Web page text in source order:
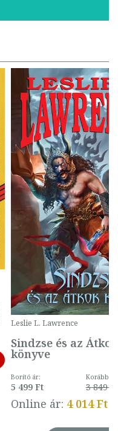
Leslie L. Lawrence
Sindzse és az Átkok
könyve
Borító ár:
5 499 Ft
Korábbi
3 849 Ft
Online ár: 4 014 Ft